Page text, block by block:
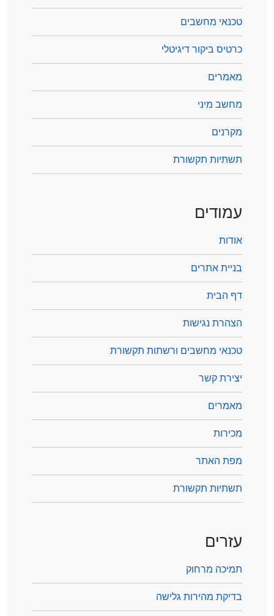
טכנאי מחשבים
כרטיס ביקור דיגיטלי
מאמרים
מחשב מיני
מקרנים
תשתיות תקשורת
עמודים
אודות
בניית אתרים
דף הבית
הצהרת נגישות
טכנאי מחשבים ורשתות תקשורת
יצירת קשר
מאמרים
מכירות
מפת האתר
תשתיות תקשורת
עזרים
תמיכה מרחוק
בדיקת מהירות גלישה